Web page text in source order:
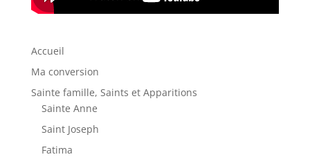
Accueil
Ma conversion
Sainte famille, Saints et Apparitions
Sainte Anne
Saint Joseph
Fatima